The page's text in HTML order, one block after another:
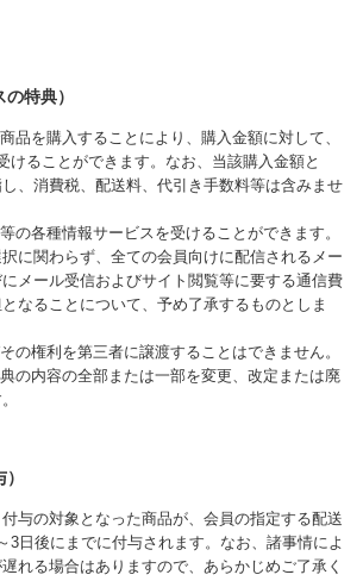
特典）
品を購入することにより、購入金額に対して、
けることができます。なお、当該購入金額と
、消費税、配送料、代引き手数料等は含みませ
の各種情報サービスを受けることができます。
に関わらず、全ての会員向けに配信されるメー
メール受信およびサイト閲覧等に要する通信費
なることについて、予め了承するものとしま
の権利を第三者に譲渡することはできません。
の内容の全部または一部を変更、改定または廃
与の対象となった商品が、会員の指定する配送
3日後にまでに付与されます。なお、諸事情によ
れる場合はありますので、あらかじめご了承く